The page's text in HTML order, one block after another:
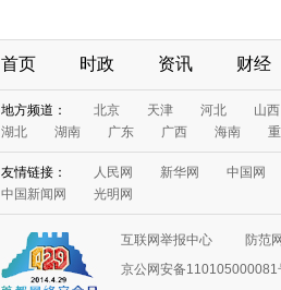
首页 时政 资讯 财经
地方频道： 北京 天津 河北
山西
湖北
湖南 广东 广西 海南
友情链接： 人民网 新华网
中国网
中国新闻网
光明网
互联网举报中心
防范
京公网安备110105000081